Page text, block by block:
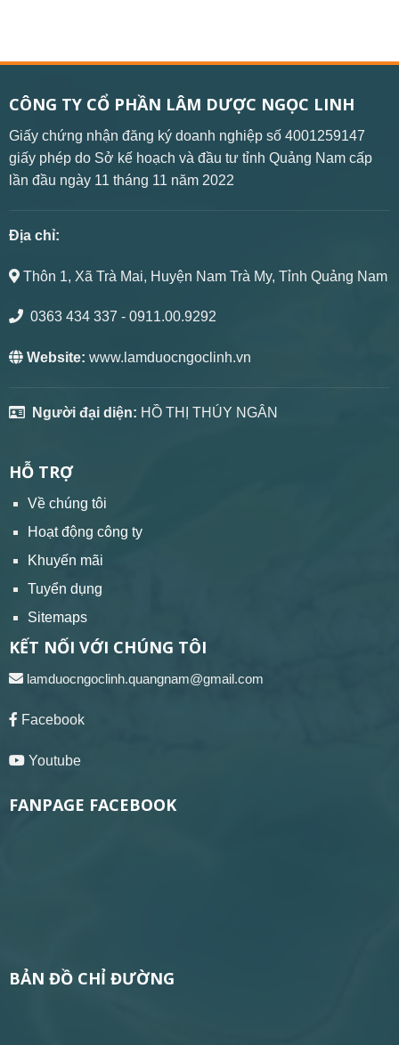
CÔNG TY CỔ PHẦN LÂM DƯỢC NGỌC LINH
Giấy chứng nhận đăng ký doanh nghiệp số 4001259147
giấy phép do Sở kế hoạch và đầu tư tỉnh Quảng Nam cấp
lần đầu ngày 11 tháng 11 năm 2022
Địa chỉ:
Thôn 1, Xã Trà Mai, Huyện Nam Trà My, Tỉnh Quảng Nam
0363 434 337 - 0911.00.9292
Website: www.lamduocngoclinh.vn
Người đại diện: HỒ THỊ THÚY NGÂN
HỖ TRỢ
Về chúng tôi
Hoạt động công ty
Khuyến mãi
Tuyển dụng
Sitemaps
KẾT NỐI VỚI CHÚNG TÔI
lamduocngoclinh.quangnam@gmail.com
Facebook
Youtube
FANPAGE FACEBOOK
BẢN ĐỒ CHỈ ĐƯỜNG